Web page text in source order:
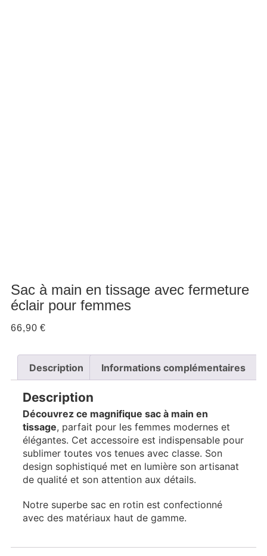
Sac à main en tissage avec fermeture
éclair pour femmes
66,90€
Description Informations complémentaires
Description
Découvrez ce magnifique sac à main en
tissage, parfait pour les femmes modernes et
élégantes. Cet accessoire est indispensable pour
sublimer toutes vos tenues avec classe. Son
design sophistiqué met en lumière son artisanat
de qualité et son attention aux détails.
Notre superbe sac en rotin est confectionné
avec des matériaux haut de gamme.